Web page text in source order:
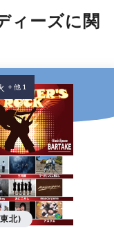
ィーズに関
北)
+ 他 1